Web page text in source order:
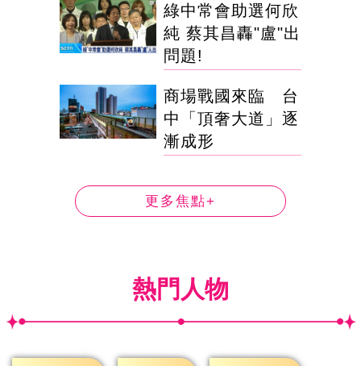
綠中常會助選何欣
純 蔡其昌轟"盧"出
問題!
商場戰國來臨 台
中「頂奢大道」逐
漸成形
更多焦點+
熱門人物